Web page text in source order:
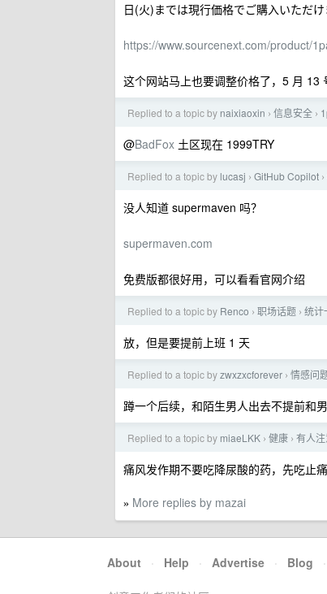
日(火)までは現行価格でご購入いただけ
https://www.sourcenext.com/product/
这个网站马上也要调整价格了，5 月 13
Replied to a topic by naixiaoxin › 信息安全 ›
@BadFox 土区现在 1999TRY
Replied to a topic by lucasj › GitHub Copilot ›
没人知道 supermaven 吗？
supermaven.com
免费版都很好用，可以看看官网介绍
Replied to a topic by Renco › 职场话题 › 统计
放，但是要提前上班 1 天
Replied to a topic byzwxzxcforever › 情感问
蹲一个后续，和陌生男人出去不提前和
Replied to a topic by miaeLKK › 健康 › 有人
痛风发作期不要吃降尿酸的药，先吃止
» More replies by mazai
About · Help · Advertise · Blog ·